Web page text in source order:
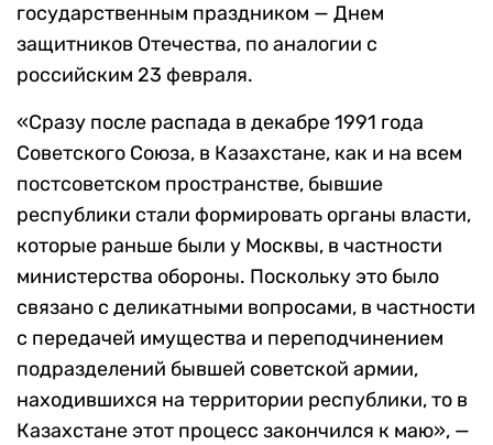
государственным праздником — Днем
защитников Отечества, по аналогии с
российским 23 февраля.
«Сразу после распада в декабре 1991 года
Советского Союза, в Казахстане, как и на всем
постсоветском пространстве, бывшие
республики стали формировать органы власти,
которые раньше были у Москвы, в частности
министерства обороны. Поскольку это было
связано с деликатными вопросами, в частности
с передачей имущества и переподчинением
подразделений бывшей советской армии,
находившихся на территории республики, то в
Казахстане этот процесс закончился к маю», —